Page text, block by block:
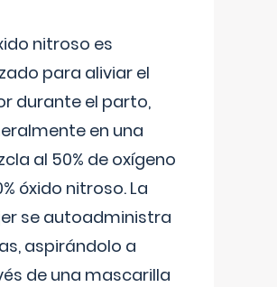
nitroso es
para aliviar el
durante el parto,
en una
al 50% de oxígeno
óxido nitroso. La
se autoadministra
aspirándolo a
de una mascarilla